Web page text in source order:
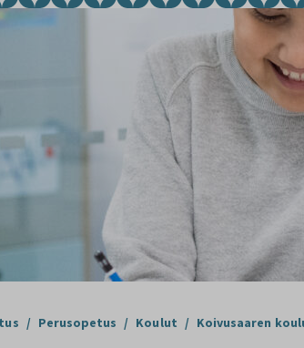
/ Perusopetus / Koulut / Koivusaaren